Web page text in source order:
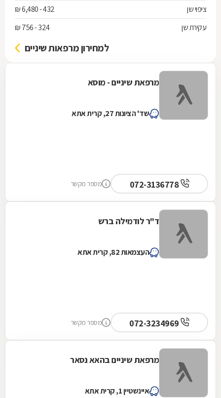
ציפוי שן
432 - 6,480 ₪
עקירת שן
324 - 756 ₪
למחירון מרפאות שיניים
מרפאת שיניים - מוסא
שד' הציונות 27, קרית אתא
072-3136778 מספר מקשר
ד"ר לודמילה ברש
העצמאות 82, קרית אתא
מספר מקשר
מרפאת שיניים בהאא נסאר
איינשטיין 1, קרית אתא